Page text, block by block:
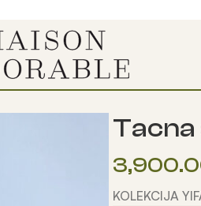
Tacna
KOLEKCIJA